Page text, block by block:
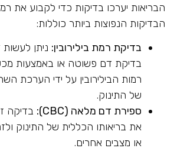
הבריאות יערכו בדיקות כדי לקבוע את
הבדיקות הנפוצות ביותר כוללות:
בדיקת רמת בילירובין: ניתן
בדיקת דם פשוטה או באמצעות
רמות הבילירובין על ידי הערכת
של התינוק.
ספירת דם מלאה (CBC):
בדיקה
את בריאותו הכללית של התינוק
או מצבים אחרים.